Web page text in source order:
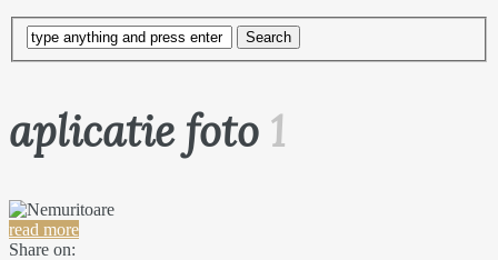
aplicatie foto 1
read more
Share on: